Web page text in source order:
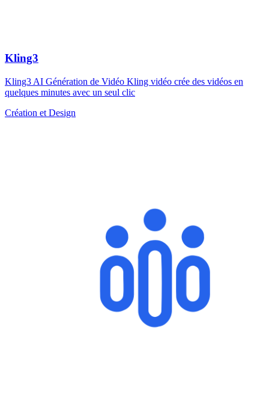
Kling3
Kling3 AI Génération de Vidéo Kling vidéo crée des vidéos en
quelques minutes avec un seul clic
Création et Design